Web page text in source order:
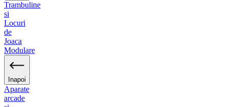
Trambuline
si
Locuri
de
Joaca
Modulare
Inapoi
Aparate
arcade